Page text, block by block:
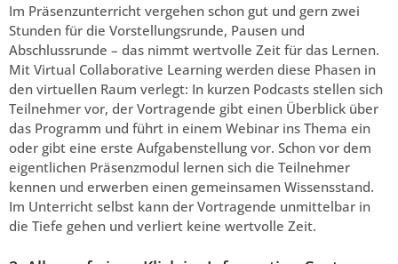
Im Präsenzunterricht vergehen schon gut und gern zwei
Stunden für die Vorstellungsrunde, Pausen und
Abschlussrunde – das nimmt wertvolle Zeit für das Lernen.
Mit Virtual Collaborative Learning werden diese Phasen in
den virtuellen Raum verlegt: In kurzen Podcasts stellen sich
Teilnehmer vor, der Vortragende gibt einen Überblick über
das Programm und führt in einem Webinar ins Thema ein
oder gibt eine erste Aufgabenstellung vor. Schon vor dem
eigentlichen Präsenzmodul lernen sich die Teilnehmer
kennen und erwerben einen gemeinsamen Wissensstand.
Im Unterricht selbst kann der Vortragende unmittelbar in
die Tiefe gehen und verliert keine wertvolle Zeit.